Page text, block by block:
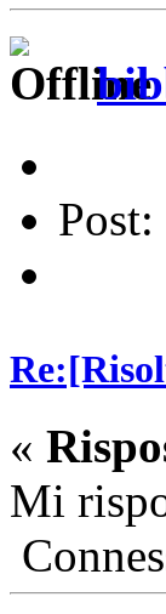
«
Mi